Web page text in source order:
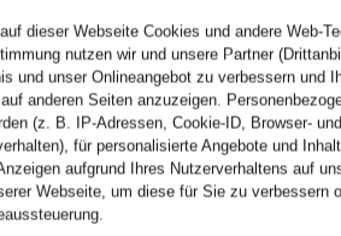
29,99 €
Bestpreis:
25,49 €
dieser Webseite Cookies und andere Web-
nutzen wir und unsere Partner
und unser Onlineangebot zu verbessern und
anderen Seiten anzuzeigen.
(z. B. IP-Adressen, Cookie-ID, Browser-
für personalisierte Angebote und
aufgrund Ihres Nutzerverhaltens auf
Webseite, um diese für Sie zu verbessern